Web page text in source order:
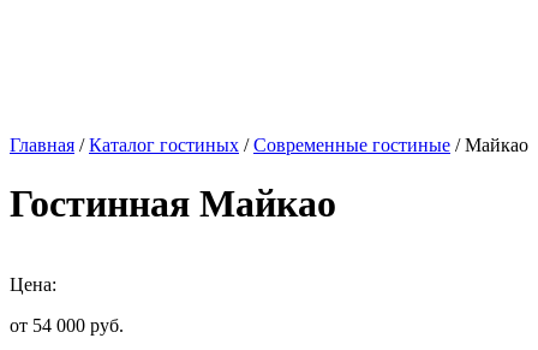
Главная /Каталог гостиных /Современные гостиные / Майкао
Гостинная Майкао
Цена:
от 54 000 руб.